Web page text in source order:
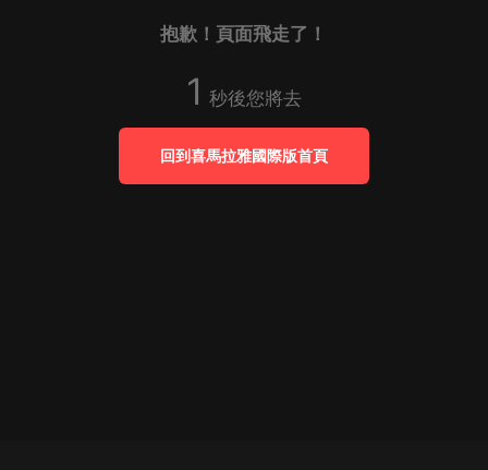
抱歉！頁面飛走了！
1 秒後您將去
回到喜馬拉雅國際版首頁